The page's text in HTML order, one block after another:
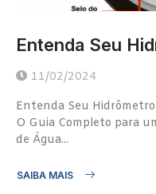
Entenda Seu
11/02/2024
Entenda Seu
O Guia Completo para
de Água...
SAIBA MAIS